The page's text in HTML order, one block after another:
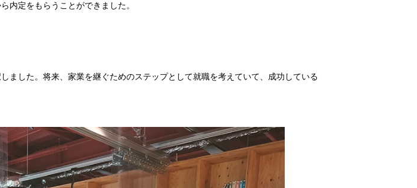
内定をもらうことができました。
ました。将来、家業を継ぐためのステップとして就職を考えていて、成功している